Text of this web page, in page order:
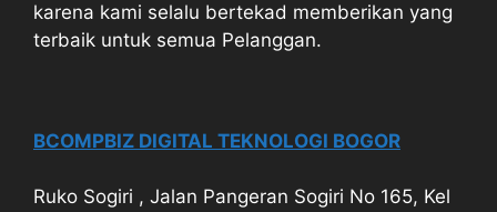
karena kami selalu bertekad memberikan yang
terbaik untuk semua Pelanggan.
BCOMPBIZ DIGITAL TEKNOLOGI BOGOR
Ruko Sogiri , Jalan Pangeran Sogiri No 165, Kel